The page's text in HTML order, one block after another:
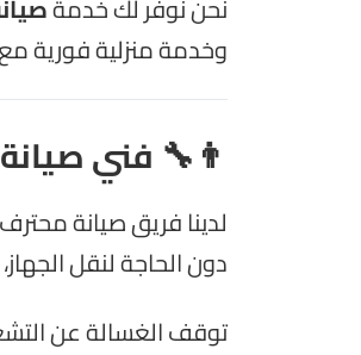
نحن نوفر لك خدمة
وخدمة منزلية فورية
👨‍🔧 فني
لدينا فريق صيانة
دون الحاجة لنقل
توقف الغسالة عن